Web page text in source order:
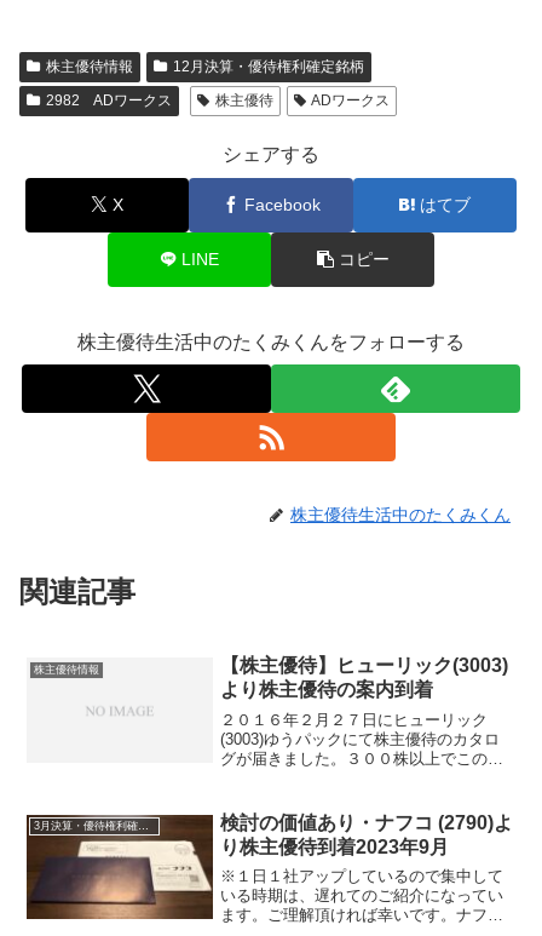
株主優待情報
12月決算・優待権利確定銘柄
2982 ADワークス
株主優待 ADワークス
シェアする
X Facebook はてブ
LINE コピー
株主優待生活中のたくみくんをフォローする
株主優待生活中のたくみくん
関連記事
株主優待情報
【株主優待】ヒューリック(3003)
より株主優待の案内到着
２０１６年２月２７日にヒューリック
(3003)ゆうパックにて株主優待のカタロ
グが届きました。３００株以上でこのグ
２点となります。申込期限は６ヵ月後の
２０１６年８月２６日...
検討の価値あり・ナフコ (2790)よ
り株主優待到着2023年9月
※１日１社アップしているので集中して
いる時期は、遅れてのご紹介になってい
ます。ご理解頂ければ幸いです。ナフコ